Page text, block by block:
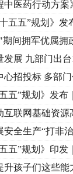
命 奋进复兴征程丨“
中医药行动方
五五”规划》发
间拥军优属拥
发展 九部门出
心招投标 多部
五”规划》发布
互联网基础资源
全生产“打非
五”规划》印发
升孩子们这些能